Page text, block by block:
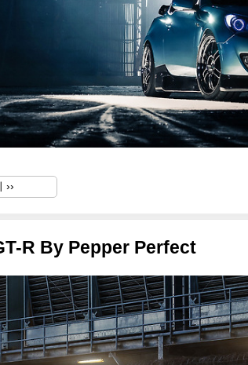
››
R By Pepper Perfect